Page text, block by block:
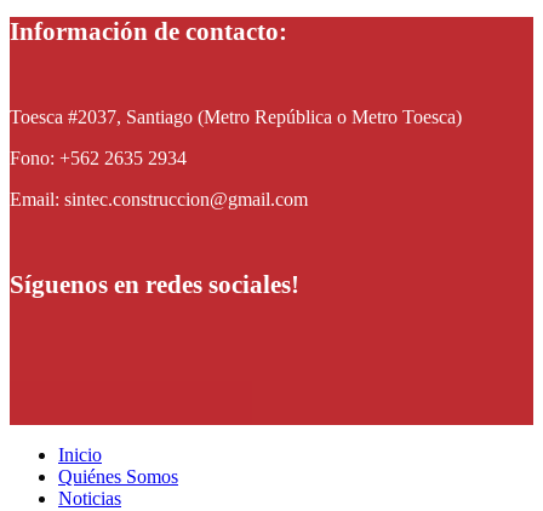
Información de contacto:
Toesca #2037, Santiago (Metro República o Metro Toesca)
Fono: +562 2635 2934
Email: sintec.construccion@gmail.com
Síguenos en redes sociales!
Inicio
Quiénes Somos
Noticias